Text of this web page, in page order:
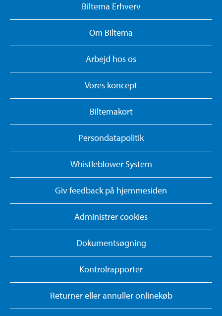
Biltema Erhverv
Om Biltema
Arbejd hos os
Vores koncept
Biltemakort
Persondatapolitik
Whistleblower System
Giv feedback på hjemmesiden
Administrer cookies
Dokumentsøgning
Kontrolrapporter
Returner eller annuller onlinekøb